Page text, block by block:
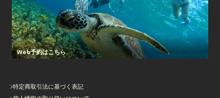
Web予約はこちら
特定商取引法に基づく表記